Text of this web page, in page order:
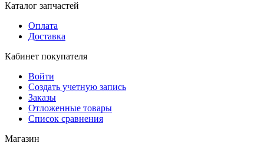
Каталог запчастей
Оплата
Доставка
Кабинет покупателя
Войти
Создать учетную запись
Заказы
Отложенные товары
Список сравнения
Магазин